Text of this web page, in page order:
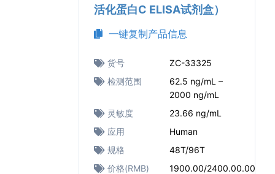
活化蛋白C ELISA试剂盒）
一键复制产品信息
货号
ZC-33325
检测范围
62.5 ng/mL –
2000 ng/mL
灵敏度
23.66 ng/mL
应用
Human
规格
48T/96T
价格(RMB)
1900.00/2400.00.00